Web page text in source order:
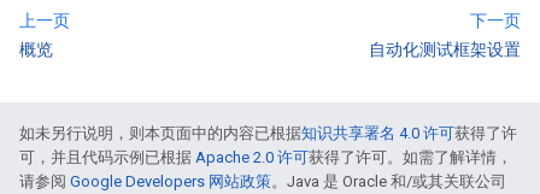
上一页
概览
下一页
自动化测试框架设置
如未另行说明，则本页面中的内容已根据知识共享署名 4.0 许可获得了许
可，并且代码示例已根据 Apache 2.0 许可获得了许可。如需了解详情，
请参阅 Google Developers 网站政策。Java 是 Oracle 和/或其关联公司